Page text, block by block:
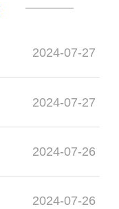
2024-07-27
2024-07-27
2024-07-26
2024-07-26